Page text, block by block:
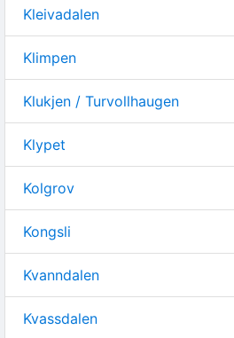
Kleivadalen
Klimpen
Klukjen / Turvollhaugen
Klypet
Kolgrov
Kongsli
Kvanndalen
Kvassdalen